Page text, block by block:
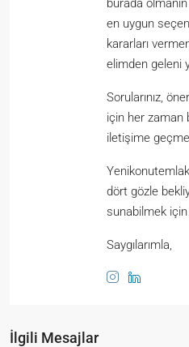
burada
en uygun
kararları
elimden geleni
Sorularınız,
için her zaman
iletişime
dört gözle
sunabilmek için
Saygılarımla,
İlgili Mesajlar